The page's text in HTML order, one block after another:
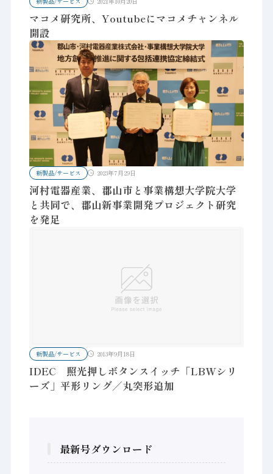
マコメ研究所、Youtubeにマコメチャンネル
開設
新製品/サービス 2023年7月29日
河村電器産業、郡山市と事業構想大学院大学
と共同で、郡山新事業開発プロジェクト研究
を発足
新製品/サービス 2013年9月18日
IDEC 照光押しボタンスイッチ「LBWシリ
ーズ」平形リング／丸突形追加
最新号ダウンロード